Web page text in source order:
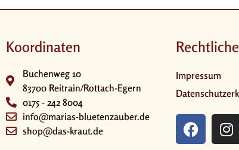
Koordinaten
Buchenweg 10
83700 Reitrain/Rottach-Egern
0175 - 242 8004
info@marias-bluetenzauber.de
shop@das-kraut.de
Impressum